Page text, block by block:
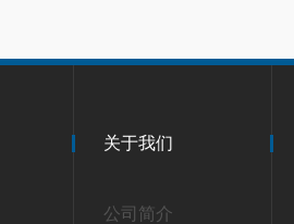
关于我们
公司简介